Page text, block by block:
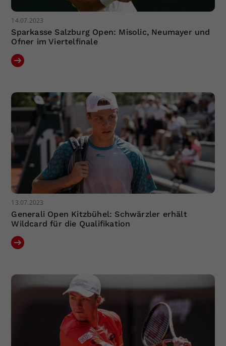
14.07.2023
Sparkasse Salzburg Open: Misolic, Neumayer und
Ofner im Viertelfinale
13.07.2023
Generali Open Kitzbühel: Schwärzler erhält
Wildcard für die Qualifikation